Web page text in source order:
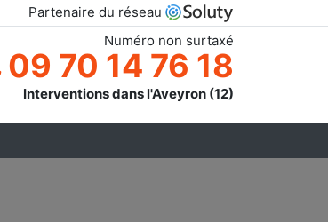
Partenaire du réseau
Numéro non surtaxé
09 70 14 76 18
Interventions dans l'Aveyron (12)